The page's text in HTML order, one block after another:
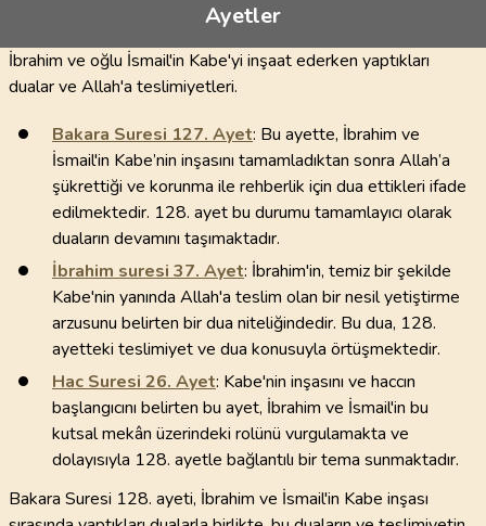
Ayetler
İbrahim ve oğlu İsmail'in Kabe'yi inşaat ederken yaptıkları
dualar ve Allah'a teslimiyetleri.
Bakara Suresi 127. Ayet: Bu ayette, İbrahim ve
İsmail'in Kabe’nin inşasını tamamladıktan sonra Allah’a
şükrettiği ve korunma ile rehberlik için dua ettikleri ifade
edilmektedir. 128. ayet bu durumu tamamlayıcı olarak
duaların devamını taşımaktadır.
İbrahim suresi 37. Ayet: İbrahim'in, temiz bir şekilde
Kabe'nin yanında Allah'a teslim olan bir nesil yetiştirme
arzusunu belirten bir dua niteliğindedir. Bu dua, 128.
ayetteki teslimiyet ve dua konusuyla örtüşmektedir.
Hac Suresi 26. Ayet: Kabe'nin inşasını ve haccın
başlangıcını belirten bu ayet, İbrahim ve İsmail'in bu
kutsal mekân üzerindeki rolünü vurgulamakta ve
dolayısıyla 128. ayetle bağlantılı bir tema sunmaktadır.
Bakara Suresi 128. ayeti, İbrahim ve İsmail'in Kabe inşası